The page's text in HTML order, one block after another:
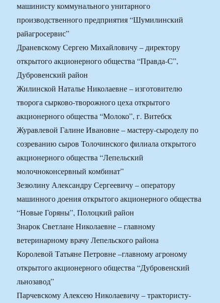
машинисту коммунального унитарного
производственного предприятия “Шумилинский
райагросервис”
Драневскому Сергею Михайловичу – директору
открытого акционерного общества “Правда-С”,
Дубровенский район
Жилинской Наталье Николаевне – изготовителю
творога сырково-творожного цеха открытого
акционерного общества “Молоко”, г. Витебск
Журавлевой Галине Ивановне – мастеру-сыроделу по
созреванию сыров Толочинского филиала открытого
акционерного общества “Лепельский
молочноконсервный комбинат”
Зезюлину Александру Сергеевичу – оператору
машинного доения открытого акционерного общества
“Новые Горяны”, Полоцкий район
Знарок Светлане Николаевне – главному
ветеринарному врачу Лепельского района
Королевой Татьяне Петровне –главному агроному
открытого акционерного общества “Дубровенский
льнозавод”
Парчевскому Алексею Николаевичу – трактористу-